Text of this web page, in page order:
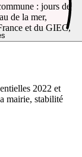
: jours de
de la mer,
et du GIEC,
2022 et
mairie, stabilité